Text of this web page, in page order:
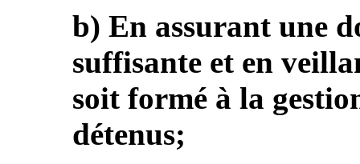
b) En assurant une
suffisante et en
soit formé à la
détenus;